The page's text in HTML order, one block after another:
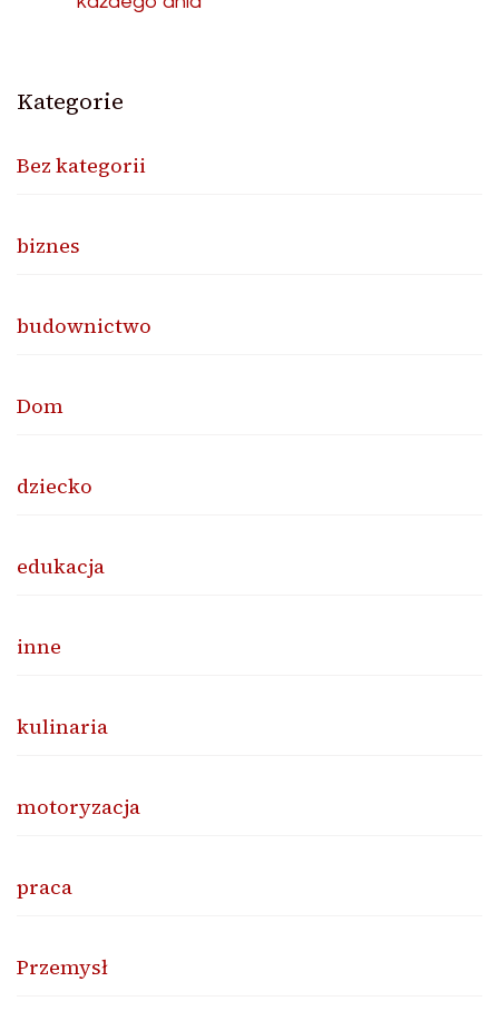
Kategorie
Bez kategorii
biznes
budownictwo
Dom
dziecko
edukacja
inne
kulinaria
motoryzacja
praca
Przemysł